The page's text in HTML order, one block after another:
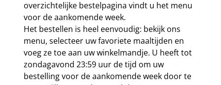
overzichtelijke bestelpagina vindt u het menu
voor de aankomende week.
Het bestellen is heel eenvoudig: bekijk ons
menu, selecteer uw favoriete maaltijden en
voeg ze toe aan uw winkelmandje. U heeft tot
zondagavond 23:59 uur de tijd om uw
bestelling voor de aankomende week door te